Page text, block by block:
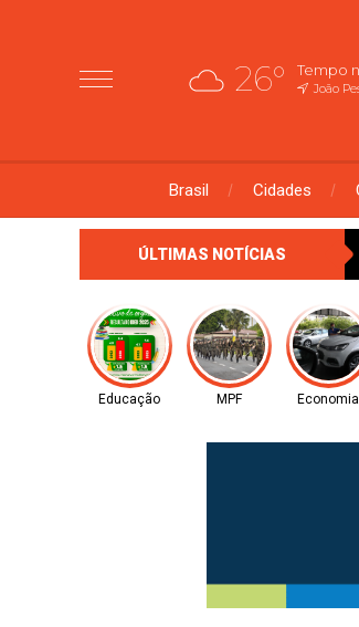
26° Tempo
João
Brasil Cidades
ÚLTIMAS NOTÍCIAS
Educação MPF Economia